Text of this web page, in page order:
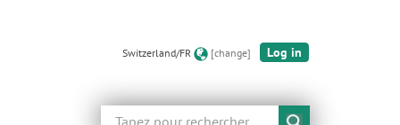
Switzerland/FR [change] Log in
Rechercher